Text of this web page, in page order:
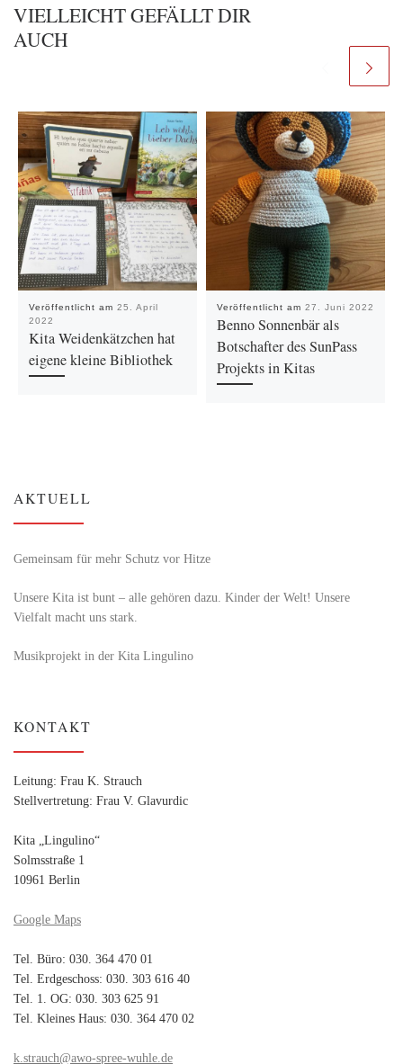
VIELLEICHT GEFÄLLT DIR
AUCH
Veröffentlicht am 25. April
2022
Kita Weidenkätzchen hat
eigene kleine Bibliothek
Veröffentlicht am 27. Juni 2022
Benno Sonnenbär als
Botschafter des SunPass
Projekts in Kitas
AKTUELL
Gemeinsam für mehr Schutz vor Hitze
Unsere Kita ist bunt – alle gehören dazu. Kinder der Welt! Unsere
Vielfalt macht uns stark.
Musikprojekt in der Kita Lingulino
KONTAKT
Leitung: Frau K. Strauch
Stellvertretung: Frau V. Glavurdic
Kita „Lingulino“
Solmsstraße 1
10961 Berlin
Google Maps
Tel. Büro: 030. 364 470 01
Tel. Erdgeschoss: 030. 303 616 40
Tel. 1. OG: 030. 303 625 91
Tel. Kleines Haus: 030. 364 470 02
k.strauch@awo-spree-wuhle.de